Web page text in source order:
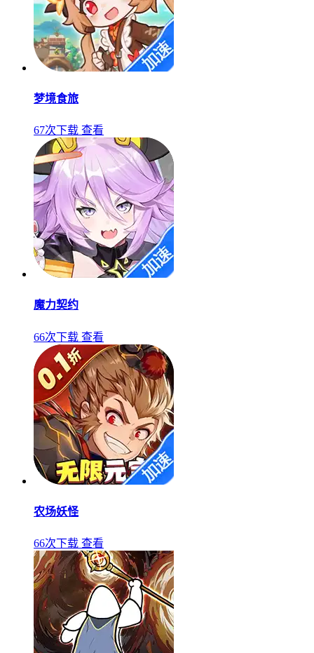
梦境食旅
67次下载 查看
魔力契约
66次下载 查看
农场妖怪
66次下载 查看